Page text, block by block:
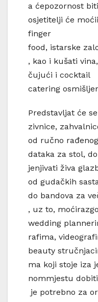
a ćepozornost
osjetitelji će
finger
food, istarske
, kao i kušati
čujući i cocktail
catering
Predstavljat će
zivnice,
od ručno
dataka za stol,
jenjivati živa
od gudačkih
do bandova za
, uz to,
wedding
rafima,
beauty
ma koji stoje iza
nommjestu
je potrebno za